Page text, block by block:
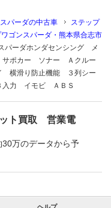
パーダの中古車
ステップ
ゴンスパーダ・熊本県合志市
パーダホンダセンシング メ
ポカー ソナー Ａクルー
横滑り防止機能 ３列シー
入力 イモビ ＡＢＳ
ト買取 営業電
30万のデータから予